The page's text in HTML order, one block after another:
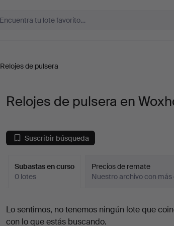
Relojes de pulsera
Relojes de pulsera en
Suscribir búsqueda
Subastas en curso
0 lotes
Precios de remate
Nuestro archivo con
Subastas
en
Lo sentimos, no tenemos ningún lote que
con lo que estás buscando.